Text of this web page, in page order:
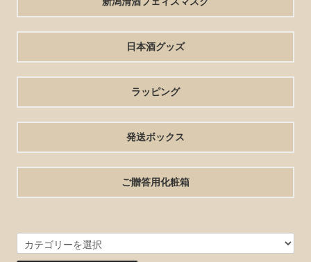
日本酒グッズ
ラッピング
発送ボックス
ご贈答用化粧箱